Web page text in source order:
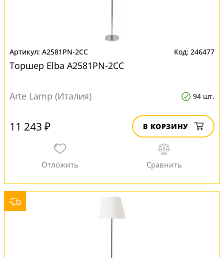
A2581PN-2CC 246477
Торшер Elba A2581PN-2CC
Arte Lamp (Италия) 94 шт.
11 243 ₽ В КОРЗИНУ